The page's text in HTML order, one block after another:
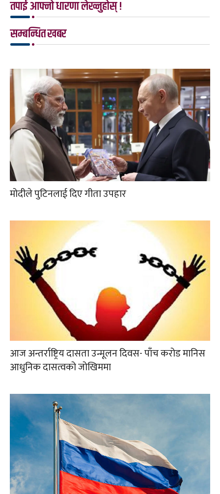
तपाई आफ्नो धारणा लेख्नुहोस् !
सम्बन्धित खबर
मोदीले पुटिनलाई दिए गीता उपहार
आज अन्तर्राष्ट्रिय दासता उन्मूलन दिवस- पाँच करोड मानिस
आधुनिक दासत्वको जोखिममा